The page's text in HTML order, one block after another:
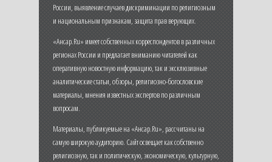
России, выявление случаев дискриминации по религиозным
и национальным признакам, защита прав верующих.
«Ансар.Ru» имеет собственных корреспондентов в различных
регионах России и предлагает вниманию читателей как
оперативную новостную информацию, так и эксклюзивные
аналитические статьи, обзоры, религиозно-богословские
материалы, мнения известных экспертов по различным
вопросам.
Материалы, публикуемые на «Ансар.Ru», рассчитаны на
самую широкую аудиторию. Сайт освещает как собственно
религиозную, так и политическую, экономическую, культурную,